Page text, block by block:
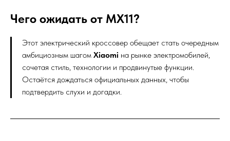
Чего ожидать от MX11?
Этот электрический кроссовер обещает стать очередным
амбициозным шагом Xiaomi на рынке электромобилей,
сочетая стиль, технологии и продвинутые функции.
Остаётся дождаться официальных данных, чтобы
подтвердить слухи и догадки.